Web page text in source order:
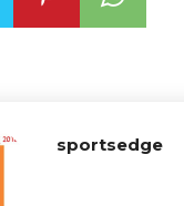
sportsedge